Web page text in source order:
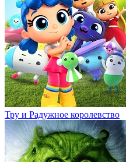
Тру и Радужное королевство